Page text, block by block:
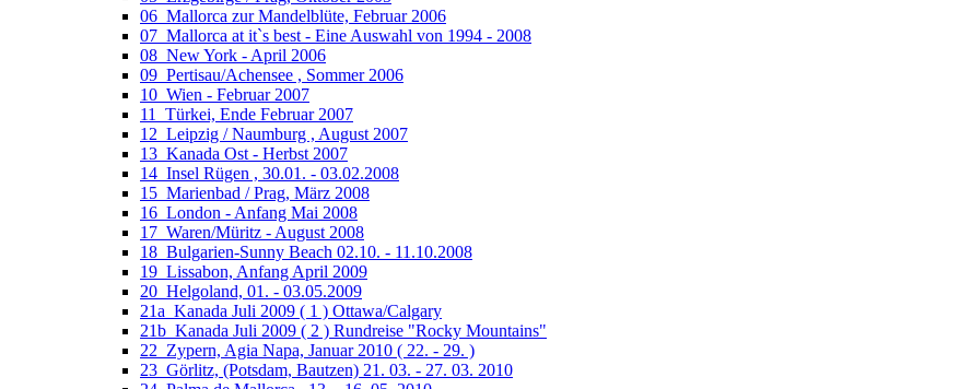
06_Mallorca zur Mandelblüte, Februar 2006
07_Mallorca at it`s best - Eine Auswahl von 1994 - 2008
08_New York - April 2006
09_Pertisau/Achensee , Sommer 2006
10_Wien - Februar 2007
11_Türkei, Ende Februar 2007
12_Leipzig / Naumburg , August 2007
13_Kanada Ost - Herbst 2007
14_Insel Rügen , 30.01. - 03.02.2008
15_Marienbad / Prag, März 2008
16_London - Anfang Mai 2008
17_Waren/Müritz - August 2008
18_Bulgarien-Sunny Beach 02.10. - 11.10.2008
19_Lissabon, Anfang April 2009
20_Helgoland, 01. - 03.05.2009
21a_Kanada Juli 2009 ( 1 ) Ottawa/Calgary
21b_Kanada Juli 2009 ( 2 ) Rundreise "Rocky Mountains"
22_Zypern, Agia Napa, Januar 2010 ( 22. - 29. )
23_Görlitz, (Potsdam, Bautzen) 21. 03. - 27. 03. 2010